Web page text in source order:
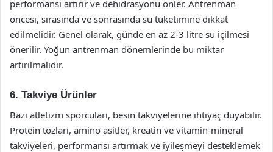
performansı artırır ve dehidrasyonu önler. Antrenman
öncesi, sırasında ve sonrasında su tüketimine dikkat
edilmelidir. Genel olarak, günde en az 2-3 litre su içilmesi
önerilir. Yoğun antrenman dönemlerinde bu miktar
artırılmalıdır.
6. Takviye Ürünler
Bazı atletizm sporcuları, besin takviyelerine ihtiyaç duyabilir.
Protein tozları, amino asitler, kreatin ve vitamin-mineral
takviyeleri, performansı artırmak ve iyileşmeyi desteklemek